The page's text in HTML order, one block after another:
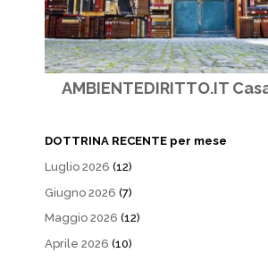
AMBIENTEDIRITTO.IT
DOTTRINA RECENTE per mese
Luglio 2026 (12)
Giugno 2026 (7)
Maggio 2026 (12)
Aprile 2026 (10)